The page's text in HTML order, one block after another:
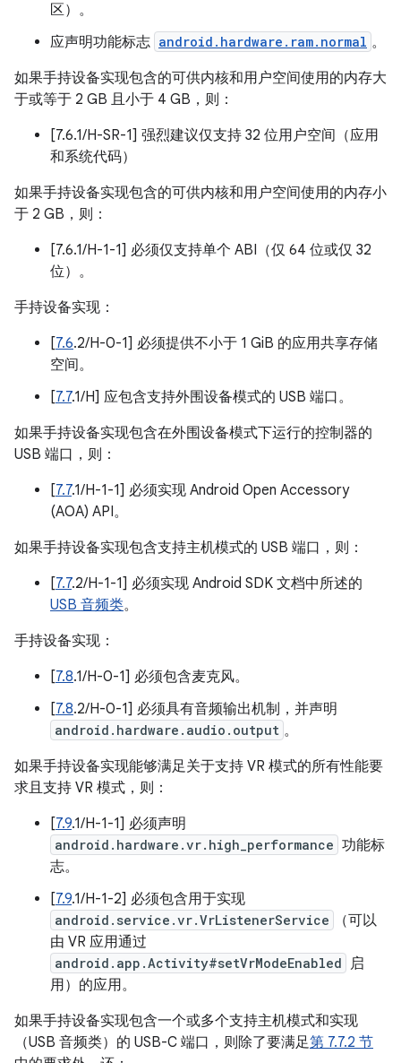
区）。
应声明功能标志 android.hardware.ram.normal 。
如果手持设备实现包含的可供内核和用户空间使用的内存大
于或等于 2 GB 且小于 4 GB，则：
[7.6.1/H-SR-1] 强烈建议仅支持 32 位用户空间（应用
和系统代码）
如果手持设备实现包含的可供内核和用户空间使用的内存小
于 2 GB，则：
[7.6.1/H-1-1] 必须仅支持单个 ABI（仅 64 位或仅 32
位）。
手持设备实现：
[7.6.2/H-0-1] 必须提供不小于 1 GiB 的应用共享存储
空间。
[7.7.1/H] 应包含支持外围设备模式的 USB 端口。
如果手持设备实现包含在外围设备模式下运行的控制器的
USB 端口，则：
[7.7.1/H-1-1] 必须实现 Android Open Accessory
(AOA) API。
如果手持设备实现包含支持主机模式的 USB 端口，则：
[7.7.2/H-1-1] 必须实现 Android SDK 文档中所述的
USB 音频类。
手持设备实现：
[7.8.1/H-0-1] 必须包含麦克风。
[7.8.2/H-0-1] 必须具有音频输出机制，并声明
android.hardware.audio.output 。
如果手持设备实现能够满足关于支持 VR 模式的所有性能要
求且支持 VR 模式，则：
[7.9.1/H-1-1] 必须声明
android.hardware.vr.high_performance 功能标
志。
[7.9.1/H-1-2] 必须包含用于实现
android.service.vr.VrListenerService
（可以
由 VR 应用通过
android.app.Activity#setVrModeEnabled 启
用）的应用。
如果手持设备实现包含一个或多个支持主机模式和实现
（USB 音频类）的 USB-C 端口，则除了要满足第 7.7.2 节